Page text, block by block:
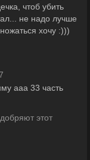
чтоб убить
не надо лучше
хочу :)))
ааа 33 часть
этот